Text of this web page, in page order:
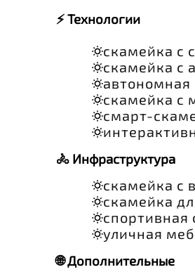
⚡ Технологии
скамейка с
скамейка с
автономная
скамейка с
смарт-
🚴 Инфраструктура
скамейка с
скамейка
спортивная
уличная
🌐 Дополнительные